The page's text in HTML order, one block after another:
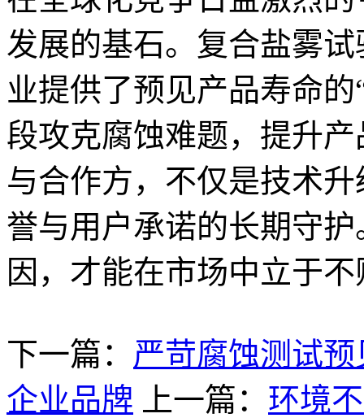
发展的基石。复合盐雾
业提供了预见产品寿命
段攻克腐蚀难题，提升
与合作方，不仅是技术
誉与用户承诺的长期守
因，才能在市场中立于
下一篇： 严苛腐蚀测试
企业品牌
上一篇： 环境